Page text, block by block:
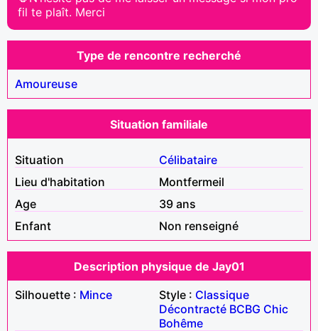
fil te plaît. Merci
Type de rencontre recherché
Amoureuse
Situation familiale
Situation
Célibataire
Lieu d'habitation
Montfermeil
Age
39 ans
Enfant
Non renseigné
Description physique de Jay01
Silhouette : Mince Style : Classique
Décontracté BCBG Chic
Bohême